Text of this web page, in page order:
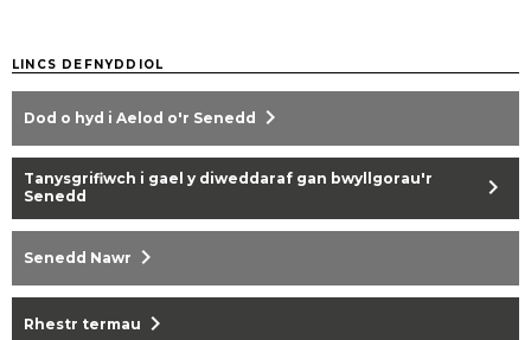
LINCS DEFNYDDIOL
Dod o hyd i Aelod o'r Senedd chevron_right
Tanysgrifiwch i gael y diweddaraf gan bwyllgorau'r
Senedd
chevron_right
Senedd Nawr chevron_right
Rhestr termau chevron_right